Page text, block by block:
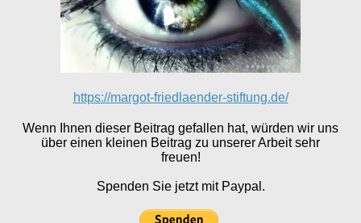
https://margot-friedlaender-stiftung.de/
Wenn Ihnen dieser Beitrag gefallen hat, würden wir uns
über einen kleinen Beitrag zu unserer Arbeit sehr
freuen!
Spenden Sie jetzt mit Paypal.